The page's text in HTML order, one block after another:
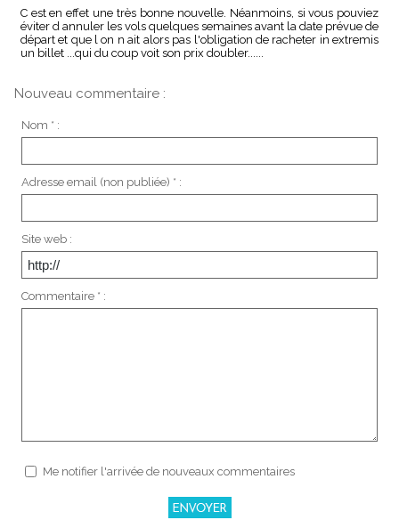
C est en effet une très bonne nouvelle. Néanmoins, si vous pouviez
éviter d annuler les vols quelques semaines avant la date prévue de
départ et que l on n ait alors pas l'obligation de racheter in extremis
un billet ...qui du coup voit son prix doubler......
Nouveau commentaire :
Nom * :
Adresse email (non publiée) * :
Site web :
Commentaire * :
Me notifier l'arrivée de nouveaux commentaires